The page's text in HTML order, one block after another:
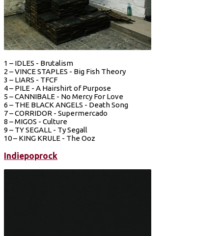
1 – IDLES - Brutalism
2 – VINCE STAPLES - Big Fish Theory
3 – LIARS - TFCF
4 – PILE - A Hairshirt of Purpose
5 – CANNIBALE - No Mercy For Love
6 – THE BLACK ANGELS - Death Song
7 – CORRIDOR - Supermercado
8 – MIGOS - Culture
9 – TY SEGALL - Ty Segall
10 – KING KRULE - The Ooz
Indiepoprock